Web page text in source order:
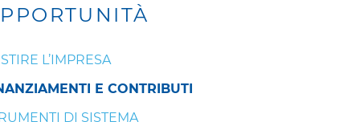
L’IMPRESA
E CONTRIBUTI
DI SISTEMA